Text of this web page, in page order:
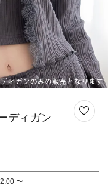
ディガン
〜